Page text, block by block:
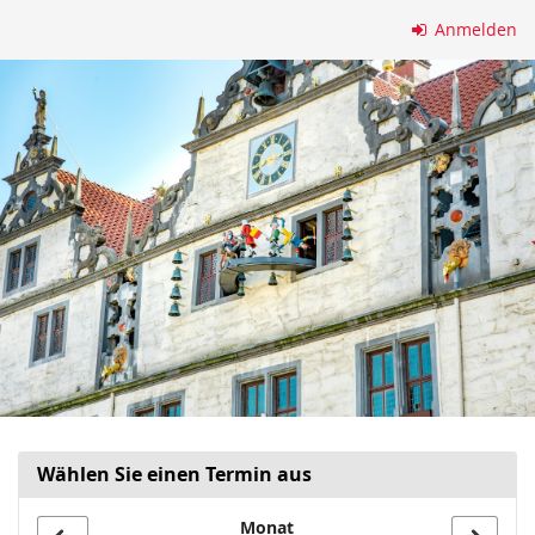
springen
Anmelden
Wählen Sie einen Termin aus
Monat